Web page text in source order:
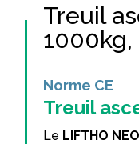
Treuil
1000kg,
Norme CE
Treuil
Le LIFTHO NEO